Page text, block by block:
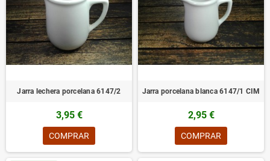
Jarra lechera porcelana 6147/2
3,95 €
COMPRAR
Jarra porcelana blanca 6147/1 CIM
2,95 €
COMPRAR